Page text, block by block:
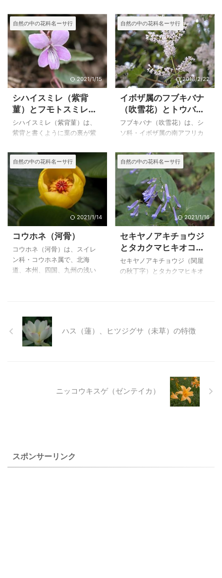
に生える大型の１年草の水草
で、葉は直径２mを超えるもの
もあります。 現在、絶滅危惧
種になっているオニバスは保
護されているようで、自生地
が限られているので、見るこ
とのできるところは限られて
います。 埼玉県加須市（旧北
川辺町）に自生地があるとい
うことで行って見ましたが、
花は午前中に開き、午後には
しぼんでしまうようで、きれ
はできませんでした。 上のオ
ニバス（鬼蓮）は２００８年
９月１１日に北川辺町で撮影
したもの ...
属でスカビオサ属（マツムシ
ソウ属）によく似ていて区別
が難しいですが、花序の中に
小苞がない事でクナウティア
に入るようです。マツムシソ
ウ科はスイカズラ科に移動し
ました。 下のはクナウティ
ア・アルベンシスは日光植物
園で写したものです。 上のア
カバナマツムシソウ（赤花松
虫草）は、２００４年１２月
１７日に井頭公園（高山植物
ナマツムシソウ（赤花松虫
草）の特徴と育て方 和名 アカ
バナマツムシソウ（赤花松虫
草） 別名 ...
自然の中の花科名ーサ行
2021/1/15
シハイスミレ（紫背
菫）とフモトスミレ
（麓菫）の比較
シハイスミレ（紫背菫）は、
紫背と書くように葉の裏が紫
すが、ヒナスミレやフモトス
ミレなども同じような特徴を
持っているようです。 花の色
はマキノスミレほど濃くない
ようですが、私が写した個体
はとてもきれいな色合いのも
のと白に近いものでした。 葉
の色も斑入りから斑入りに近
いものまで、かなり変化に富
んでいるようです。 フモトス
ミレ（麓菫）は日本全土の人
家付近の藪や道ばたから山地
いるようで ...
自然の中の花科名ーサ行
2018/2/22
イボザ属のフブキバナ
（吹雪花）とトウバナ
属のカラミンサ・ネペ
タ
フブキバナ（吹雪花）は、シ
ソ科・イボザ属の南アフリカ
ル州原産の非耐寒性の低木状
の多年草で、花盛りのときは
白くて小さな花が吹雪が舞っ
ているようなのでこの名があ
ります。 カラミンサ・ネペタ
は、シソ科・トウバナ属の南
ヨーロッパや地中海沿岸地域
原産の草丈４０cmあまりの多
年草で夏から秋まで花期が長
いのが嬉しい花です。 かなり
違った性格のシソ科の花です
が、一緒に紹介させていただ
自然の中の花科名ーサ行
2021/1/14
コウホネ（河骨）
コウホネ（河骨）は、スイレ
ン科・コウホネ属で、北海
道、本州、四国、九州の浅い
いものを日光植物園で写しま
したが、はっきりとした品種
が分かっていません。 柱頭盤
ないのと、日光植物園で、こ
自然の中の花科名ーサ行
2021/1/16
セキヤノアキチョウジ
とタカクマヒキオコシ
の比較
セキヤノアキチョウジ（関屋
の秋丁字）とタカクマヒキオ
キヤノアキチョウジは関東地
ることの多い植物ですが、タ
カクマヒキオコシは、日光植
物園で見ただけで、分布は見
ることが出来ませんでした。
ハス（蓮）、ヒツジグサ（未草）の特徴
ニッコウキスゲ（ゼンテイカ）
スポンサーリンク